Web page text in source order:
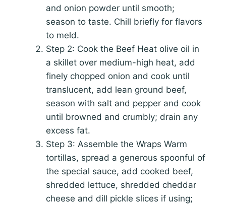
and onion powder until smooth;
season to taste. Chill briefly for flavors
to meld.
Step 2: Cook the Beef Heat olive oil in
a skillet over medium-high heat, add
finely chopped onion and cook until
translucent, add lean ground beef,
season with salt and pepper and cook
until browned and crumbly; drain any
excess fat.
Step 3: Assemble the Wraps Warm
tortillas, spread a generous spoonful of
the special sauce, add cooked beef,
shredded lettuce, shredded cheddar
cheese and dill pickle slices if using;